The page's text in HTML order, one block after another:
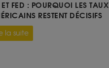
FED : POURQUOI LES TAUX
RESTENT DÉCISIFS
la suite